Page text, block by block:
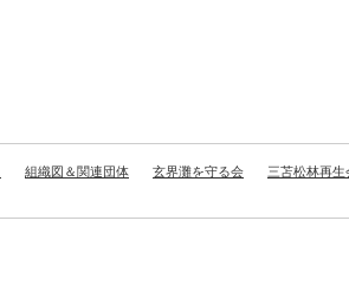
組織図＆関連団体 玄界灘を守る会 三苫松林再生